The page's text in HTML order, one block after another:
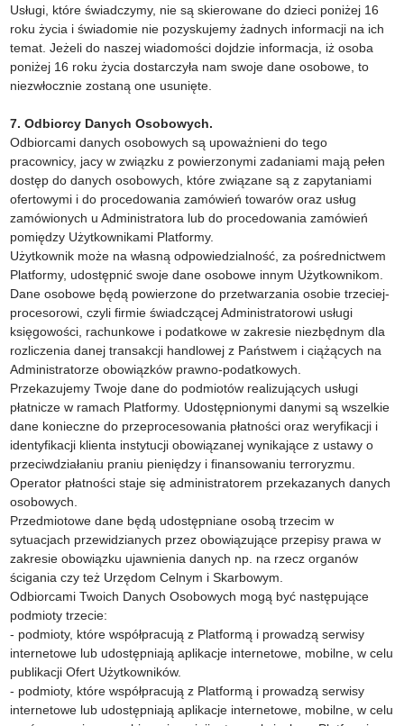
Usługi, które świadczymy, nie są skierowane do dzieci poniżej 16
roku życia i świadomie nie pozyskujemy żadnych informacji na ich
temat. Jeżeli do naszej wiadomości dojdzie informacja, iż osoba
poniżej 16 roku życia dostarczyła nam swoje dane osobowe, to
niezwłocznie zostaną one usunięte.
7. Odbiorcy Danych Osobowych.
Odbiorcami danych osobowych są upoważnieni do tego
pracownicy, jacy w związku z powierzonymi zadaniami mają pełen
dostęp do danych osobowych, które związane są z zapytaniami
ofertowymi i do procedowania zamówień towarów oraz usług
zamówionych u Administratora lub do procedowania zamówień
pomiędzy Użytkownikami Platformy.
Użytkownik może na własną odpowiedzialność, za pośrednictwem
Platformy, udostępnić swoje dane osobowe innym Użytkownikom.
Dane osobowe będą powierzone do przetwarzania osobie trzeciej-
procesorowi, czyli firmie świadczącej Administratorowi usługi
księgowości, rachunkowe i podatkowe w zakresie niezbędnym dla
rozliczenia danej transakcji handlowej z Państwem i ciążących na
Administratorze obowiązków prawno-podatkowych.
Przekazujemy Twoje dane do podmiotów realizujących usługi
płatnicze w ramach Platformy. Udostępnionymi danymi są wszelkie
dane konieczne do przeprocesowania płatności oraz weryfikacji i
identyfikacji klienta instytucji obowiązanej wynikające z ustawy o
przeciwdziałaniu praniu pieniędzy i finansowaniu terroryzmu.
Operator płatności staje się administratorem przekazanych danych
osobowych.
Przedmiotowe dane będą udostępniane osobą trzecim w
sytuacjach przewidzianych przez obowiązujące przepisy prawa w
zakresie obowiązku ujawnienia danych np. na rzecz organów
ścigania czy też Urzędom Celnym i Skarbowym.
Odbiorcami Twoich Danych Osobowych mogą być następujące
podmioty trzecie:
- podmioty, które współpracują z Platformą i prowadzą serwisy
internetowe lub udostępniają aplikacje internetowe, mobilne, w celu
publikacji Ofert Użytkowników.
- podmioty, które współpracują z Platformą i prowadzą serwisy
internetowe lub udostępniają aplikacje internetowe, mobilne, w celu